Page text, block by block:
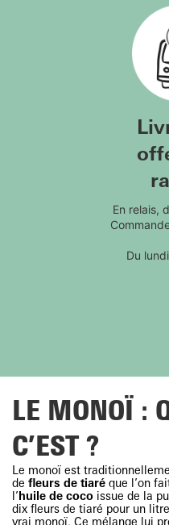
En relais,
Du
LE MONOÏ :
C’EST ?
Le monoï est
de fleurs de tiaré que l’on
l’huile de coco issue de la
dix fleurs de tiaré pour un
vrai monoï. Ce mélange lui